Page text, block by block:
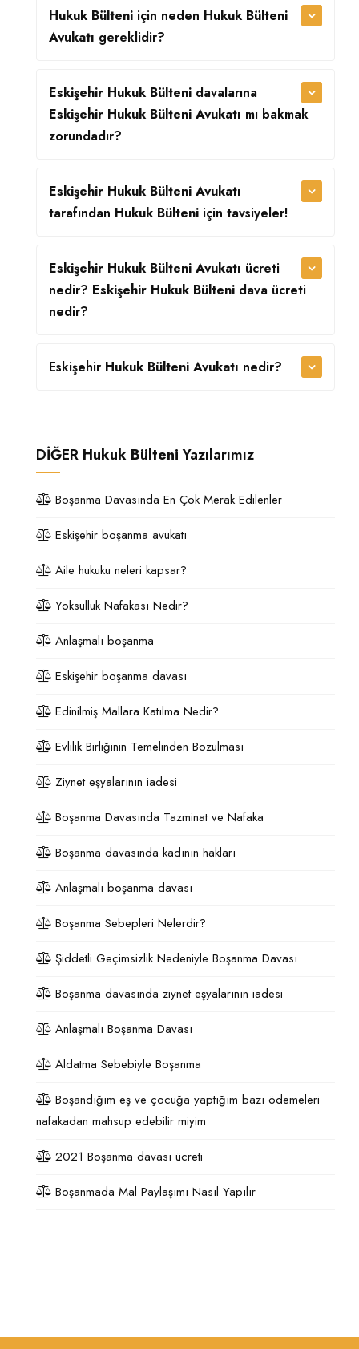
Hukuk Bülteni için neden Hukuk Bülteni
Avukatı gereklidir?
Eskişehir Hukuk Bülteni davalarına
Eskişehir Hukuk Bülteni Avukatı mı bakmak
zorundadır?
Eskişehir Hukuk Bülteni Avukatı
tarafından Hukuk Bülteni için tavsiyeler!
Eskişehir Hukuk Bülteni Avukatı ücreti
nedir? Eskişehir Hukuk Bülteni dava ücreti
nedir?
Eskişehir Hukuk Bülteni Avukatı nedir?
DİĞER Hukuk BülteniYazılarımız
Boşanma Davasında En Çok Merak Edilenler
Eskişehir boşanma avukatı
Aile hukuku neleri kapsar?
Yoksulluk Nafakası Nedir?
Anlaşmalı boşanma
Eskişehir boşanma davası
Edinilmiş Mallara Katılma Nedir?
Evlilik Birliğinin Temelinden Bozulması
Ziynet eşyalarının iadesi
Boşanma Davasında Tazminat ve Nafaka
Boşanma davasında kadının hakları
Anlaşmalı boşanma davası
Boşanma Sebepleri Nelerdir?
Şiddetli Geçimsizlik Nedeniyle Boşanma Davası
Boşanma davasında ziynet eşyalarının iadesi
Anlaşmalı Boşanma Davası
Aldatma Sebebiyle Boşanma
Boşandığım eş ve çocuğa yaptığım bazı ödemeleri
nafakadan mahsup edebilir miyim
2021 Boşanma davası ücreti
Boşanmada Mal Paylaşımı Nasıl Yapılır